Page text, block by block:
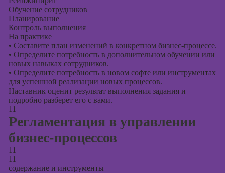
Обучение сотрудников
Планирование
Контроль выполнения
На практике
• Составите план изменений в конкретном бизнес-процессе.
• Определите потребность в дополнительном обучении или
новых навыках сотрудников.
• Определите потребность в новом софте или инструментах
для успешной реализации новых процессов.
Наставник оценит результат выполнения задания и
подробно разберет его с вами.
11
Регламентация в управлении
бизнес-процессов
11
11
содержание и инструменты